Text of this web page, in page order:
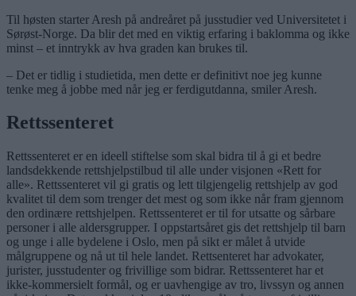
Til høsten starter Aresh på andreåret på jusstudier ved Universitetet i
Sørøst-Norge. Da blir det med en viktig erfaring i baklomma og ikke
minst – et inntrykk av hva graden kan brukes til.
– Det er tidlig i studietida, men dette er definitivt noe jeg kunne
tenke meg å jobbe med når jeg er ferdigutdanna, smiler Aresh.
Rettssenteret
Rettssenteret er en ideell stiftelse som skal bidra til å gi et bedre
landsdekkende rettshjelpstilbud til alle under visjonen «Rett for
alle». Rettssenteret vil gi gratis og lett tilgjengelig rettshjelp av god
kvalitet til dem som trenger det mest og som ikke når fram gjennom
den ordinære rettshjelpen. Rettssenteret er til for utsatte og sårbare
personer i alle aldersgrupper. I oppstartsåret gis det rettshjelp til barn
og unge i alle bydelene i Oslo, men på sikt er målet å utvide
målgruppene og nå ut til hele landet. Rettsenteret har advokater,
jurister, jusstudenter og frivillige som bidrar. Rettssenteret har et
ikke-kommersielt formål, og er uavhengige av tro, livssyn og annen